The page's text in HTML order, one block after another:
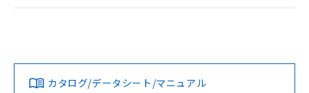
ログイン/会員登録
ダウンロードデータをご利用いただく前に、以下を必ずお読
みください。
EU RoHS 注意事項・凡例
対応済み
カタログ/データシート/マニュアル